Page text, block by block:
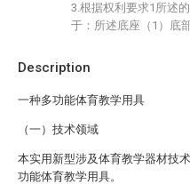
Description
一种多功能体育教学用具
（一）技术领域
本实用新型涉及体育教学器材技
功能体育教学用具。
3.根据权利要求1所述
于：所述底座（1）底